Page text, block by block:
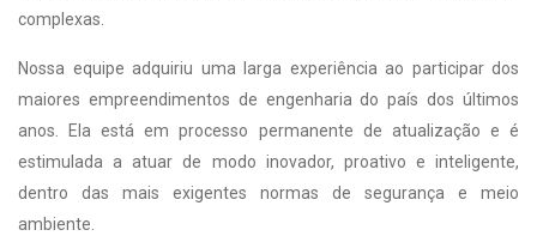
complexas.
Nossa equipe adquiriu uma larga experiência ao participar dos
maiores empreendimentos de engenharia do país dos últimos
anos. Ela está em processo permanente de atualização e é
estimulada a atuar de modo inovador, proativo e inteligente,
dentro das mais exigentes normas de segurança e meio
ambiente.